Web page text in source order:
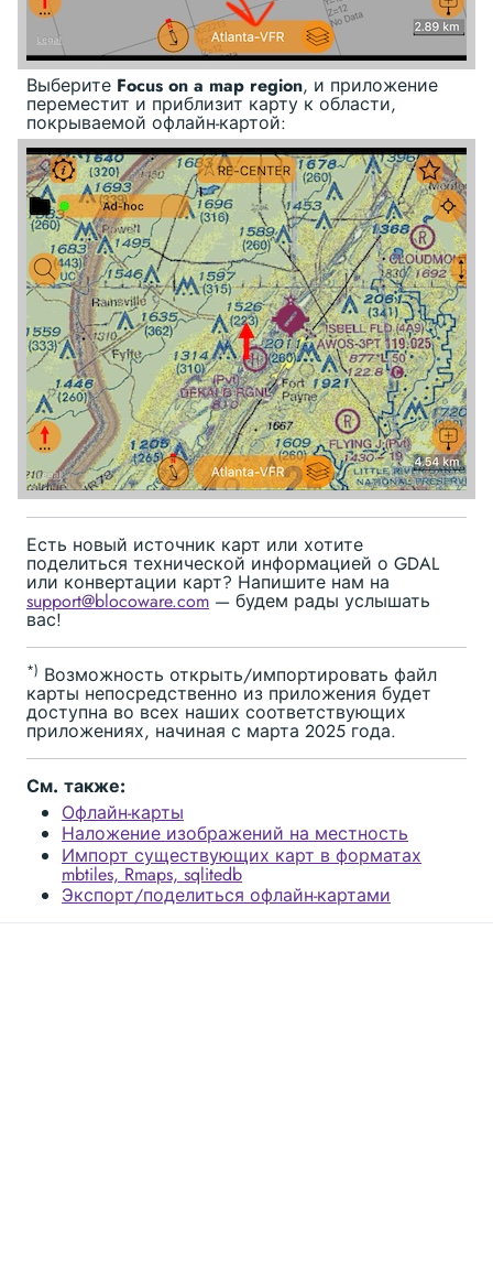
Выберите Focus on a map region, и приложение
переместит и приблизит карту к области,
покрываемой офлайн-картой:
Есть новый источник карт или хотите
поделиться технической информацией о GDAL
или конвертации карт? Напишите нам на
support@blocoware.com — будем рады услышать
вас!
*) Возможность открыть/импортировать файл
карты непосредственно из приложения будет
доступна во всех наших соответствующих
приложениях, начиная с марта 2025 года.
См. также:
Офлайн-карты
Наложение изображений на местность
Импорт существующих карт в форматах
mbtiles, Rmaps, sqlitedb
Экспорт/поделиться офлайн-картами